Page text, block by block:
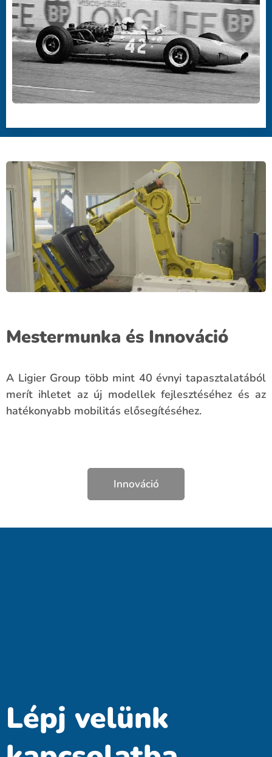
Mestermunka és Innováció
A Ligier Group több mint 40 évnyi tapasztalatából
merít ihletet az új modellek fejlesztéséhez és az
hatékonyabb mobilitás elősegítéséhez.
Innováció
Lépj velünk